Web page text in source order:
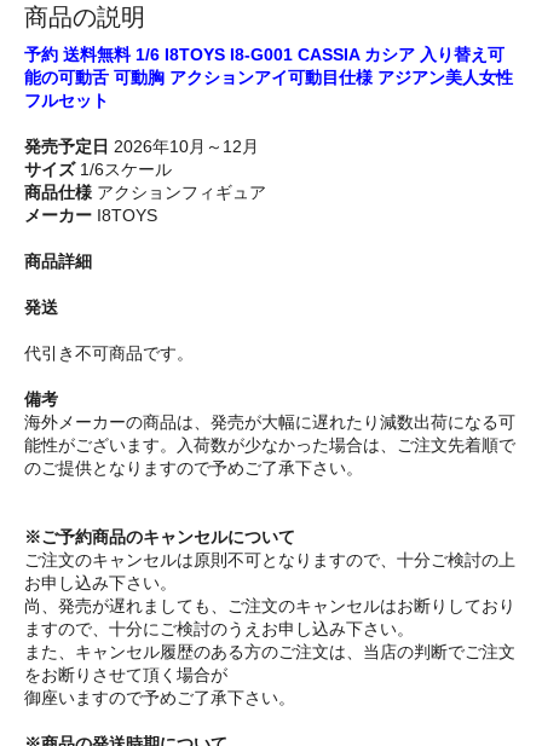
商品の説明
予約 送料無料 1/6 I8TOYS I8-G001 CASSIA カシア 入り替え可
能の可動舌 可動胸 アクションアイ可動目仕様 アジアン美人女性
フルセット
発売予定日 2026年10月～12月
サイズ1/6スケール
商品仕様 アクションフィギュア
メーカー I8TOYS
商品詳細
発送
代引き不可商品です。
備考
海外メーカーの商品は、発売が大幅に遅れたり減数出荷になる可
能性がございます。入荷数が少なかった場合は、ご注文先着順で
のご提供となりますので予めご了承下さい。
※ご予約商品のキャンセルについて
ご注文のキャンセルは原則不可となりますので、十分ご検討の上
お申し込み下さい。
尚、発売が遅れましても、ご注文のキャンセルはお断りしており
ますので、十分にご検討のうえお申し込み下さい。
また、キャンセル履歴のある方のご注文は、当店の判断でご注文
をお断りさせて頂く場合が
御座いますので予めご了承下さい。